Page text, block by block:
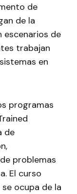
de
de la
escenarios de
trabajan
en
programas
de
problemas
El curso
se ocupa de la